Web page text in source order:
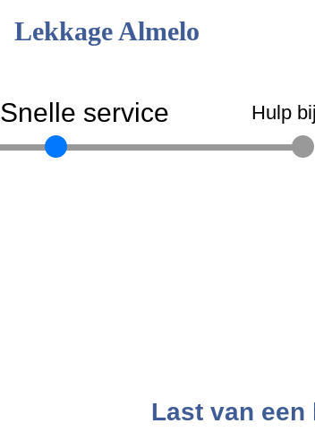
Lekkage Almelo
Snelle service Hulp
Last van